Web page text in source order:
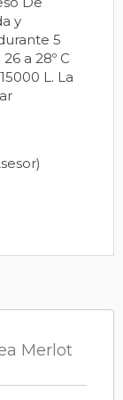
y
5
a 28º C
L. La
Merlot